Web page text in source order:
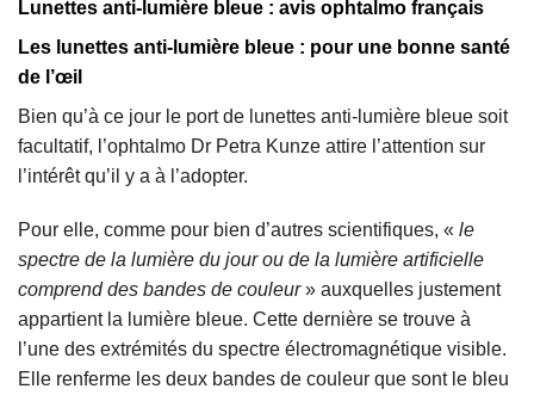
Lunettes anti-lumière bleue : avis ophtalmo français
Les lunettes anti-lumière bleue : pour une bonne santé
de l’œil
Bien qu’à ce jour le port de lunettes anti-lumière bleue soit
facultatif, l’ophtalmo Dr Petra Kunze attire l’attention sur
l’intérêt qu’il y a à l’adopter.
Pour elle, comme pour bien d’autres scientifiques, « le
spectre de la lumière du jour ou de la lumière artificielle
comprend des bandes de couleur» auxquelles justement
appartient la lumière bleue. Cette dernière se trouve à
l’une des extrémités du spectre électromagnétique visible.
Elle renferme les deux bandes de couleur que sont le bleu